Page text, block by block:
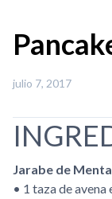
julio 7, 2017
Jarabe de
• 1 taza de avena